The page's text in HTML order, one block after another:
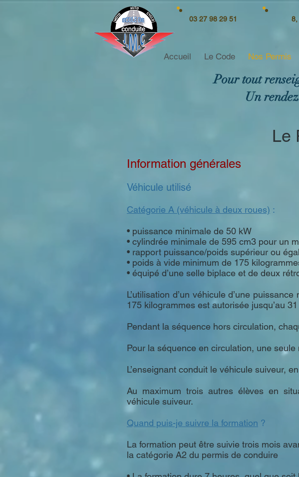
03 27 98 29 51
8,
Accueil Le Code Nos Permis
Pour tout
Un
Le
Information générales
Véhicule utilisé
Catégorie A (véhicule à deux roues) :
• puissance minimale de 50 kW
• cylindrée minimale de 595 cm3 pour un
• rapport puissance/poids supérieur ou
• poids à vide minimum de 175
• équipé d’une selle biplace et de deux
L’utilisation d’un véhicule d’une
175 kilogrammes est autorisée jusqu’au
Pendant la séquence hors circulation,
Pour la séquence en circulation, une
L’enseignant conduit le véhicule suiveur,
Au maximum trois autres élèves en
véhicule suiveur.
Quand puis-je suivre la formation ?
La formation peut être suivie trois mois
la catégorie A2 du permis de conduire